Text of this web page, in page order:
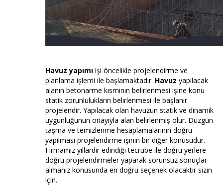
Havuz yapımı işi öncelikle projelendirme ve
planlama işlemi ile başlamaktadır. Havuz yapılacak
alanın betonarme kısmının belirlenmesi işine konu
statik zorunlulukların belirlenmesi ile başlanır
projelendir. Yapılacak olan havuzun statik ve dinamik
uygunluğunun onayıyla alan belirlenmiş olur. Düzgün
taşma ve temizlenme hesaplamalarının doğru
yapılması projelendirme işinin bir diğer konusudur.
Firmamız yıllardır edindiği tecrübe ile doğru yerlere
doğru projelendirmeler yaparak sorunsuz sonuçlar
almanız konusunda en doğru seçenek olacaktır sizin
için.